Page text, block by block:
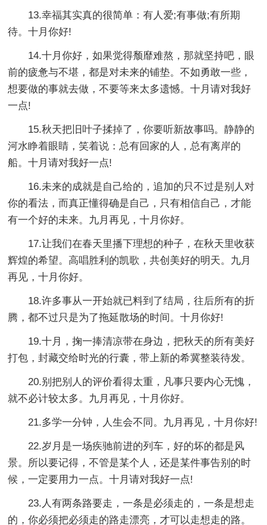
13.幸福其实真的很简单：有人爱;有事做;有所期
待。十月你好!
14.十月你好，如果觉得颓靡难熬，那就坚持吧，眼
前的疲惫与不堪，都是对未来的铺垫。不如勇敢一些，
想要做的事就去做，不要等来太多遗憾。十月请对我好
一点!
15.秋天把旧叶子揉掉了，你要听新故事吗。静静的
河水睁着眼睛，笑着说：总有回家的人，总有离岸的
船。十月请对我好一点!
16.未来的成就是自己给的，追加的只不过是别人对
你的看法，而真正懂得确是自己，只有相信自己，才能
有一个好的未来。九月再见，十月你好。
17.让我们在春天里播下理想的种子，在秋天里收获
辉煌的希望。高唱胜利的凯歌，共创美好的明天。九月
再见，十月你好。
18.许多事从一开始就已料到了结局，往后所有的折
腾，都不过只是为了拖延散场的时间。十月你好!
19.十月，掬一捧清凉带在身边，把秋天的所有美好
打包，封藏交给时光的行囊，带上新的希冀整装待发。
20.别把别人的评价看得太重，凡事只要内心无愧，
就不必计较太多。九月再见，十月你好。
21.多学一分钟，人生会不同。九月再见，十月你好!
22.岁月是一场疾驰前进的列车，好的坏的都是风
景。所以要记得，不管是某个人，还是某件事告别的时
候，一定要用力一点。十月请对我好一点!
23.人有两条路要走，一条是必须走的，一条是想走
的，你必须把必须走的路走漂亮，才可以走想走的路。